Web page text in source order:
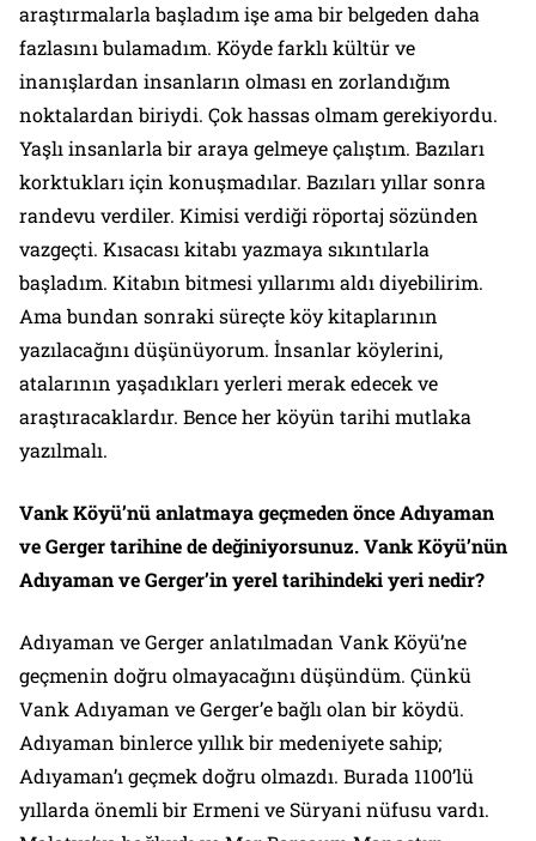
araştırmalarla başladım işe ama bir belgeden daha
fazlasını bulamadım. Köyde farklı kültür ve
inanışlardan insanların olması en zorlandığım
noktalardan biriydi. Çok hassas olmam gerekiyordu.
Yaşlı insanlarla bir araya gelmeye çalıştım. Bazıları
korktukları için konuşmadılar. Bazıları yıllar sonra
randevu verdiler. Kimisi verdiği röportaj sözünden
vazgeçti. Kısacası kitabı yazmaya sıkıntılarla
başladım. Kitabın bitmesi yıllarımı aldı diyebilirim.
Ama bundan sonraki süreçte köy kitaplarının
yazılacağını düşünüyorum. İnsanlar köylerini,
atalarının yaşadıkları yerleri merak edecek ve
araştıracaklardır. Bence her köyün tarihi mutlaka
yazılmalı.
Vank Köyü’nü anlatmaya geçmeden önce Adıyaman
ve Gerger tarihine de değiniyorsunuz. Vank Köyü’nün
Adıyaman ve Gerger’in yerel tarihindeki yeri nedir?
Adıyaman ve Gerger anlatılmadan Vank Köyü’ne
geçmenin doğru olmayacağını düşündüm. Çünkü
Vank Adıyaman ve Gerger’e bağlı olan bir köydü.
Adıyaman binlerce yıllık bir medeniyete sahip;
Adıyaman’ı geçmek doğru olmazdı. Burada 1100’lü
yıllarda önemli bir Ermeni ve Süryani nüfusu vardı.